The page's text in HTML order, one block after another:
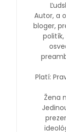
Autor, a
bloger,
Platí:
Žena